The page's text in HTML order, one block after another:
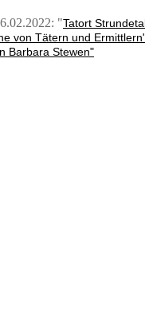
"Tatort
von Tätern und
Barbara Stewen"